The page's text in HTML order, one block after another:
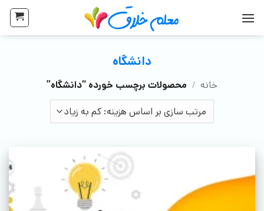
دانشگاه
خانه / محصولات برچسب خورده “دانشگاه”